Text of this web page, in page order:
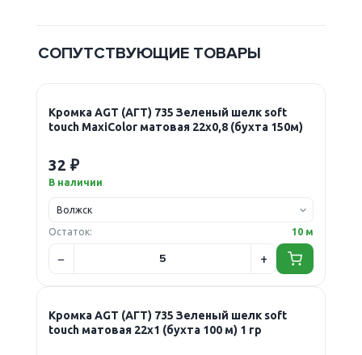
СОПУТСТВУЮЩИЕ ТОВАРЫ
Кромка AGT (АГТ) 735 Зеленый шелк soft
touch MaxiColor матовая 22х0,8 (бухта 150м)
32 ₽
В наличии
Остаток: 10 м
Кромка AGT (АГТ) 735 Зеленый шелк soft
touch матовая 22х1 (бухта 100 м) 1 гр